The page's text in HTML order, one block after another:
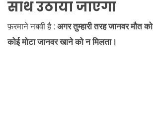
साथ उठाया जाएगा
फ़रमाने नबवी है : अगर तुम्हारी तरह जानवर मौत
कोई मोटा जानवर खाने को न मिलता।